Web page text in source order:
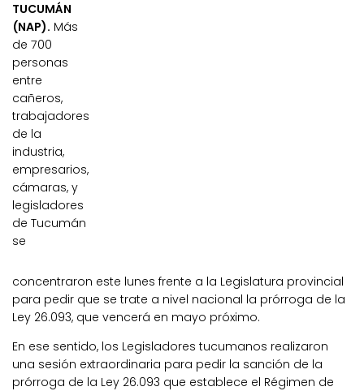
TUCUMÁN
(NAP). Más
de 700
personas
entre
cañeros,
trabajadores
de la
industria,
empresarios,
cámaras, y
legisladores
de Tucumán
se
concentraron este lunes frente a la Legislatura provincial
para pedir que se trate a nivel nacional la prórroga de la
Ley 26.093, que vencerá en mayo próximo.
En ese sentido, los Legisladores tucumanos realizaron
una sesión extraordinaria para pedir la sanción de la
prórroga de la Ley 26.093 que establece el Régimen de